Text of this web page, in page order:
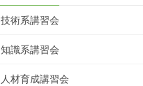
技術系講習会
知識系講習会
人材育成講習会